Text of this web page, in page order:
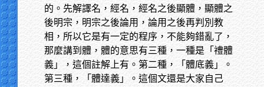
的。先解譯名，經名，經名之後顯體，顯體之
後明宗，明宗之後論用，論用之後再判別教
相，所以它是有一定的程序，不能夠錯亂了，
那麼講到體，體的意思有三種，一種是「禮體
義」，這個註解上有。第二種，「體底義」。
第三種，「體達義」。這個文還是大家自己